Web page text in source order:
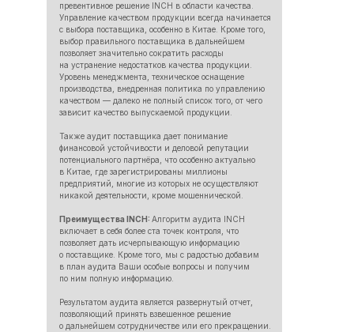
превентивное решение INCH в области качества.
Управление качеством продукции всегда начинается
с выбора поставщика, особенно в Китае. Кроме того,
выбор правильного поставщика в дальнейшем
позволяет значительно сократить расходы
на устранение недостатков качества продукции.
Уровень менеджмента, техническое оснащение
производства, внедренная политика по управлению
качеством — далеко не полный список того, от чего
зависит качество выпускаемой продукции.
Также аудит поставщика дает понимание
финансовой устойчивости и деловой репутации
потенциального партнёра, что особенно актуально
в Китае, где зарегистрированы миллионы
предприятий, многие из которых не осуществляют
никакой деятельности, кроме мошеннической.
Преимущества INCH: Алгоритм аудита INCH
включает в себя более ста точек контроля, что
позволяет дать исчерпывающую информацию
о поставщике. Кроме того, мы с радостью добавим
в план аудита Ваши особые вопросы и получим
по ним полную информацию.
Результатом аудита является развернутый отчет,
позволяющий принять взвешенное решение
о дальнейшем сотрудничестве или его прекращении.